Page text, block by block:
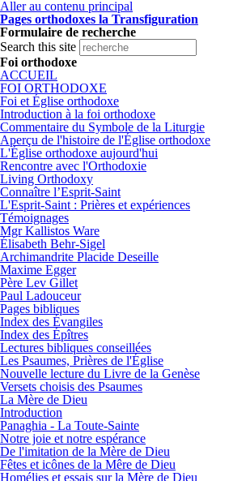
Aller au contenu principal
Pages orthodoxes la Transfiguration
Formulaire de recherche
Search this site
Foi orthodoxe
ACCUEIL
FOI ORTHODOXE
Foi et Église orthodoxe
Introduction à la foi orthodoxe
Commentaire du Symbole de la Liturgie
Aperçu de l'histoire de l'Église orthodoxe
L'Église orthodoxe aujourd'hui
Rencontre avec l'Orthodoxie
Living Orthodoxy
Connaître l’Esprit-Saint
L'Esprit-Saint : Prières et expériences
Témoignages
Mgr Kallistos Ware
Élisabeth Behr-Sigel
Archimandrite Placide Deseille
Maxime Egger
Père Lev Gillet
Paul Ladouceur
Pages bibliques
Index des Évangiles
Index des Épîtres
Lectures bibliques conseillées
Les Psaumes, Prières de l'Église
Nouvelle lecture du Livre de la Genèse
Versets choisis des Psaumes
La Mère de Dieu
Introduction
Panaghia - La Toute-Sainte
Notre joie et notre espérance
De l'imitation de la Mère de Dieu
Fêtes et icônes de la Mêre de Dieu
Homélies et essais sur la Mère de Dieu